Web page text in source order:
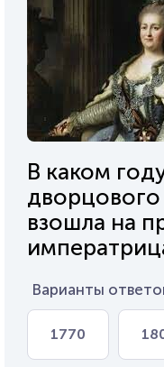
В каком
взошла на
Варианты
1770